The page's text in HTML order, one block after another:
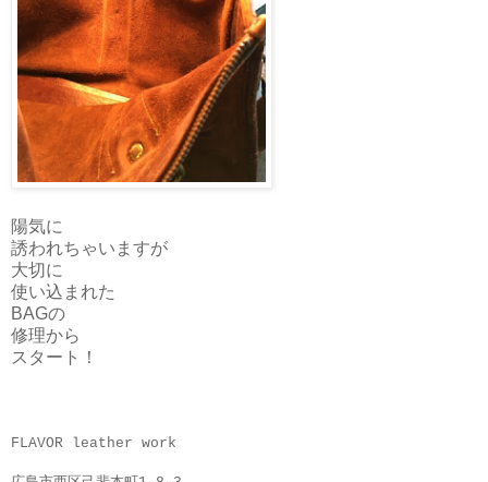
陽気に
誘われちゃいますが
大切に
使い込まれた
BAGの
修理から
スタート！
FLAVOR leather work